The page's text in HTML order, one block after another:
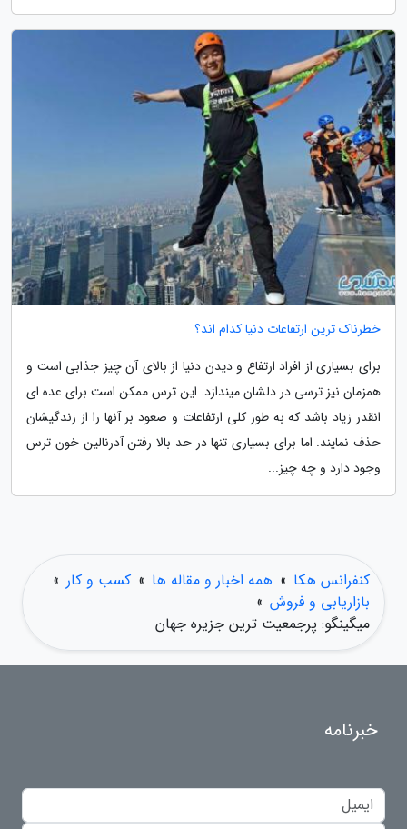
خطرناک ترین ارتفاعات دنیا کدام اند؟
برای بسیاری از افراد ارتفاع و دیدن دنیا از بالای آن چیز جذابی است و
همزمان نیز ترسی در دلشان میندازد. این ترس ممکن است برای عده ای
انقدر زیاد باشد که به طور کلی ارتفاعات و صعود بر آنها را از زندگیشان
حذف نمایند. اما برای بسیاری تنها در حد بالا رفتن آدرنالین خون ترس
وجود دارد و چه چیز...
کنفرانس هکا » همه اخبار و مقاله ها » کسب و کار »
بازاریابی و فروش »
میگینگو: پرجمعیت ترین جزیره جهان
خبرنامه